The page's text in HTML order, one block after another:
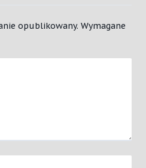
opublikowany. Wymagane